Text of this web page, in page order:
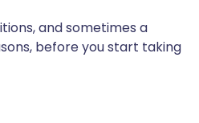
and sometimes a
before you start taking